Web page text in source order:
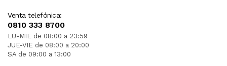
Venta telefónica:
0810 333 8700
LU-MIE de 08:00 a 23:59
JUE-VIE de 08:00 a 20:00
SA de 09:00 a 13:00